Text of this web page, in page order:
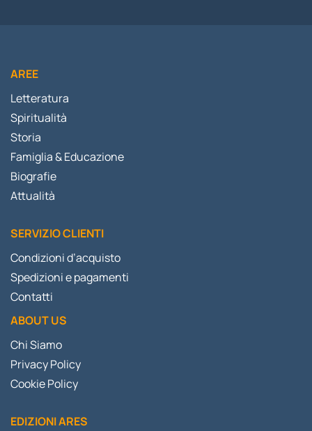
AREE
Letteratura
Spiritualità
Storia
Famiglia & Educazione
Biografie
Attualità
SERVIZIO CLIENTI
Condizioni d’acquisto
Spedizioni e pagamenti
Contatti
ABOUT US
Chi Siamo
Privacy Policy
Cookie Policy
EDIZIONI ARES